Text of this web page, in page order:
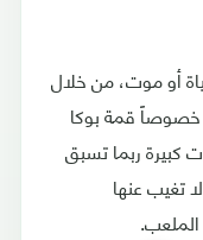
أو موت، من خلال
خصوصاً قمة بوكا
كبيرة ربما تسبق
تغيب عنها